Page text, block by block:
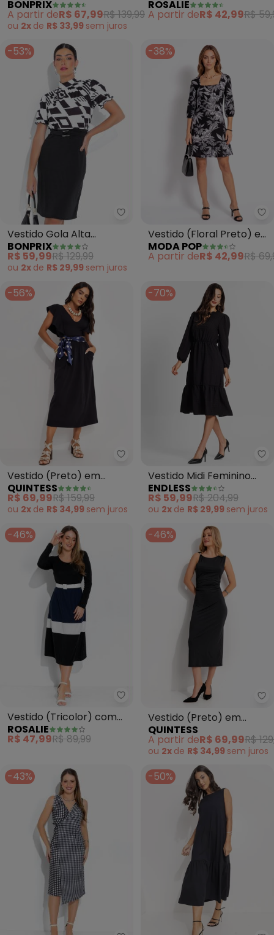
(Preto)
BONPRIX
A partir deR$ 67,99R$ 139,99
ou 2x de R$ 33,99 sem juros
(Mix Preta)
ROSALIE
A partir deR$ 42,99R$
-53%
bonprix - Vestido Gola Alta
Vestido Gola Alta
Tubinho (P&B)
BONPRIX
R$ 59,99R$ 129,99
ou 2x de R$ 29,99 sem juros
-38%
Vestido (Floral Preto) em
Malha
MODA POP
A partir deR$ 42,99R$
-56%
Quintess - Vestido (Preto) em
Vestido (Preto) em
Malha de Viscose
QUINTESS
R$ 69,99R$ 159,99
ou 2x de R$ 34,99 sem juros
-70%
Vestido Midi Feminino
Manga Longa (Preto)
ENDLESS
R$ 59,99R$ 204,99
ou 2x de R$ 29,99 sem juros
-46%
Rosalie - Vestido (Tricolor)
Vestido (Tricolor) com
Recortes
ROSALIE
R$ 47,99R$ 89,99
-46%
Vestido (Preto) em
Malha Fria
QUINTESS
A partir deR$ 69,99R$
ou 2x de R$ 34,99 sem juros
-43% -50%